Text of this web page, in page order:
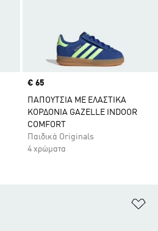
Price
€ 65
ΠΑΠΟΥΤΣΙΑ ΜΕ ΕΛΑΣΤΙΚΑ
ΚΟΡΔΟΝΙΑ GAZELLE INDOOR
COMFORT
Παιδικά Originals
4 χρώματα